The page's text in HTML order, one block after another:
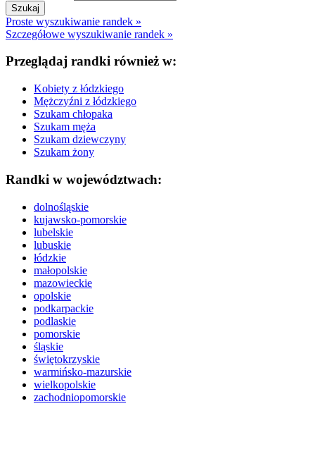
Proste wyszukiwanie randek »
Szczegółowe wyszukiwanie randek »
Przeglądaj randki również w:
Kobiety z łódzkiego
Mężczyźni z łódzkiego
Szukam chłopaka
Szukam męża
Szukam dziewczyny
Szukam żony
Randki w województwach:
dolnośląskie
kujawsko-pomorskie
lubelskie
lubuskie
łódzkie
małopolskie
mazowieckie
opolskie
podkarpackie
podlaskie
pomorskie
śląskie
świętokrzyskie
warmińsko-mazurskie
wielkopolskie
zachodniopomorskie